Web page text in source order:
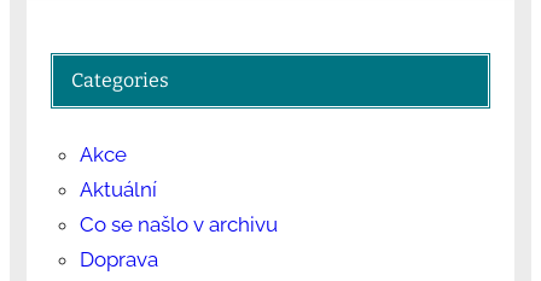
Categories
Akce
Aktuální
Co se našlo v archivu
Doprava